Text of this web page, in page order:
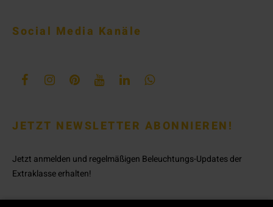
Social Media Kanäle
JETZT NEWSLETTER ABONNIEREN!
Jetzt anmelden und regelmäßigen Beleuchtungs-Updates der
Extraklasse erhalten!